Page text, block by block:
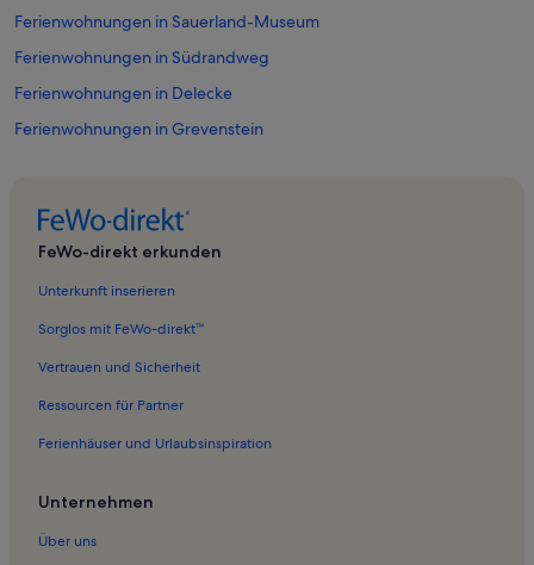
Ferienwohnungen in Sauerland-Museum
Ferienwohnungen in Südrandweg
Ferienwohnungen in Delecke
Ferienwohnungen in Grevenstein
Ferienwohnungen in Tiefenhagen
Ferienwohnungen in Regierungsbezirk Arnsberg
Ferienwohnungen in Körbecke
Ferienwohnungen in Stockum
FeWo-direkt erkunden
Unterkunft inserieren
Sorglos mit FeWo-direkt™
Vertrauen und Sicherheit
Ressourcen für Partner
Ferienhäuser und Urlaubsinspiration
Unternehmen
Über uns